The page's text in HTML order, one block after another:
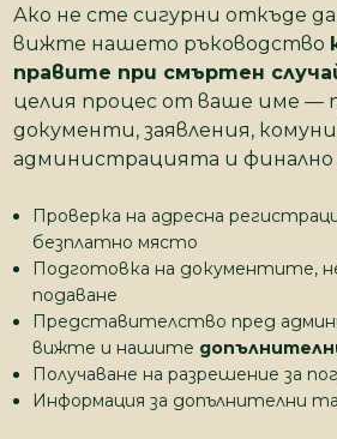
Ако не сте сигурни откъде
вижте нашето ръководство
правите при смъртен
целия процес от ваше име —
документи, заявления,
администрацията и
Проверка на адресна
безплатно място
Подготовка на документите,
подаване
Представителство пред
вижте и нашите
Получаване на разрешение за
Информация за допълнителни